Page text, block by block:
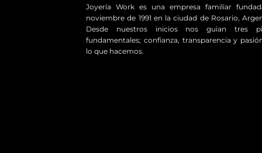
Joyería Work es una empresa familiar
noviembre de 1991 en la ciudad de Rosario,
Desde nuestros inicios nos guian tres
fundamentales; confianza, transparencia y
lo que hacemos.